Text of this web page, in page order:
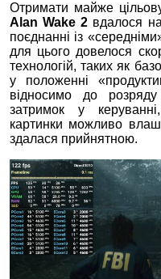
Отримати майже
Alan Wake 2 вдалося
поєднанні із
для цього довелося
технологій, таких як
у положенні
відносимо до
затримок у
картинки можливо
здалася прийнятною.